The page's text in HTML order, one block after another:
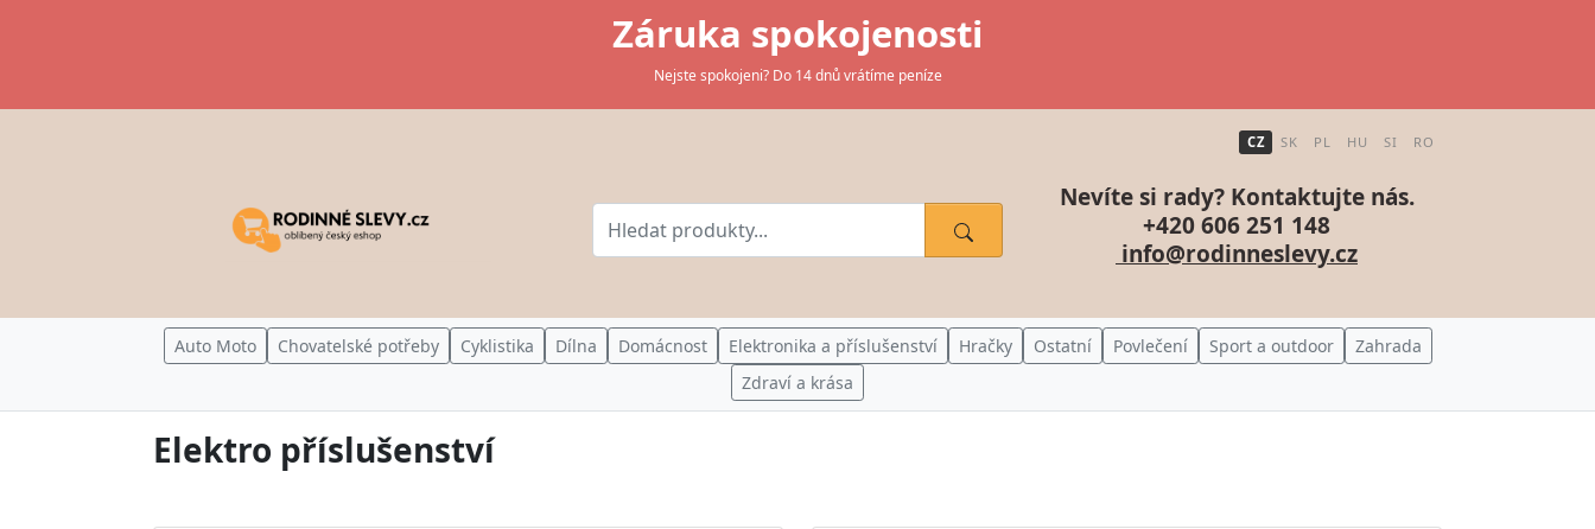
Záruka spokojenosti
Nejste spokojeni? Do 14 dnů vrátíme peníze
CZ SK PL HU SI RO
Nevíte si rady? Kontaktujte nás.
+420 606 251 148
info@rodinneslevy.cz
Auto Moto Chovatelské potřeby Cyklistika Dílna Domácnost Elektronika a příslušenství Hračky Ostatní Povlečení Sport a outdoor
Zahrada
Zdraví a krása
Elektro příslušenství